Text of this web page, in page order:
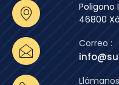
Poligono
46800
Correo :